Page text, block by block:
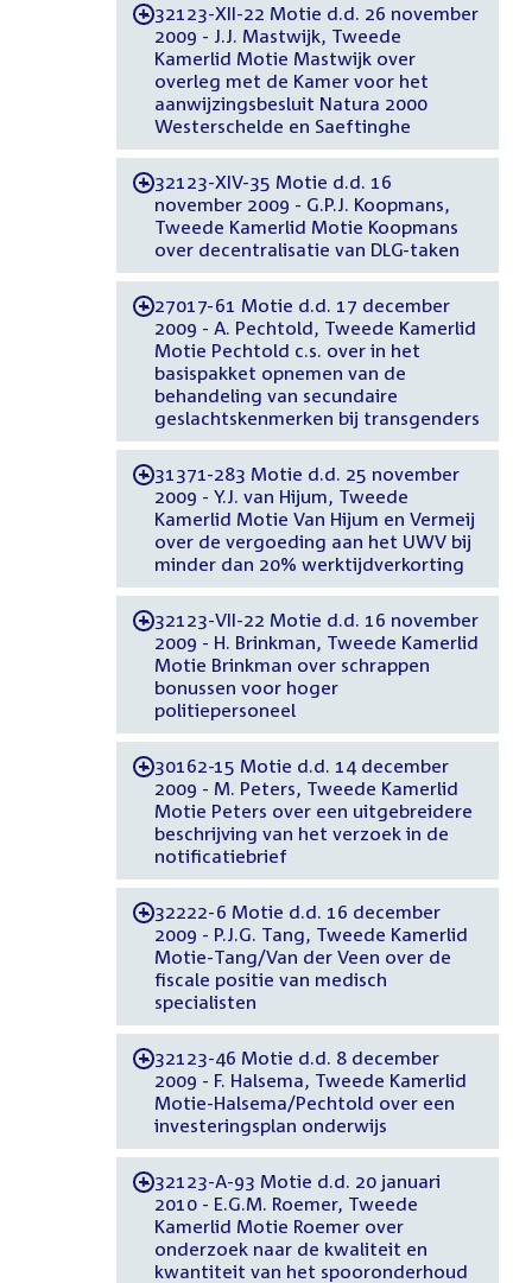
-32123-XII-22 Motie d.d. 26 november
2009 - J.J. Mastwijk, Tweede
Kamerlid Motie Mastwijk over
overleg met de Kamer voor het
aanwijzingsbesluit Natura 2000
Westerschelde en Saeftinghe
-32123-XIV-35 Motie d.d. 16
november 2009 - G.P.J. Koopmans,
Tweede Kamerlid Motie Koopmans
over decentralisatie van DLG-taken
-27017-61 Motie d.d. 17 december
2009 - A. Pechtold, Tweede Kamerlid
Motie Pechtold c.s. over in het
basispakket opnemen van de
behandeling van secundaire
geslachtskenmerken bij transgenders
-31371-283 Motie d.d. 25 november
2009 - Y.J. van Hijum, Tweede
Kamerlid Motie Van Hijum en Vermeij
over de vergoeding aan het UWV bij
minder dan 20% werktijdverkorting
-32123-VII-22 Motie d.d. 16 november
2009 - H. Brinkman, Tweede Kamerlid
Motie Brinkman over schrappen
bonussen voor hoger
politiepersoneel
-30162-15 Motie d.d. 14 december
2009 - M. Peters, Tweede Kamerlid
Motie Peters over een uitgebreidere
beschrijving van het verzoek in de
notificatiebrief
-32222-6 Motie d.d. 16 december
2009 - P.J.G. Tang, Tweede Kamerlid
Motie-Tang/Van der Veen over de
fiscale positie van medisch
specialisten
-32123-46 Motie d.d. 8 december
2009 - F. Halsema, Tweede Kamerlid
Motie-Halsema/Pechtold over een
investeringsplan onderwijs
-32123-A-93 Motie d.d. 20 januari
2010 - E.G.M. Roemer, Tweede
Kamerlid Motie Roemer over
onderzoek naar de kwaliteit en
kwantiteit van het spooronderhoud